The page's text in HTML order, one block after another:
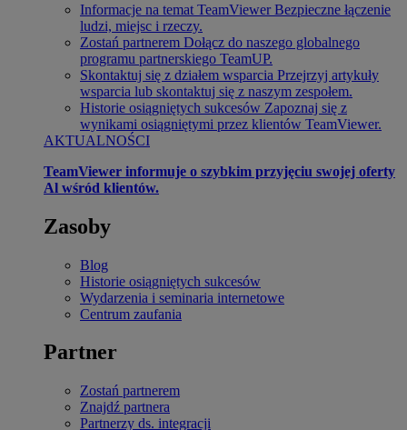
Informacje na temat TeamViewer Bezpieczne łączenie
ludzi, miejsc i rzeczy.
Zostań partnerem Dołącz do naszego globalnego
programu partnerskiego TeamUP.
Skontaktuj się z działem wsparcia Przejrzyj artykuły
wsparcia lub skontaktuj się z naszym zespołem.
Historie osiągniętych sukcesów Zapoznaj się z
wynikami osiągniętymi przez klientów TeamViewer.
AKTUALNOŚCI
TeamViewer informuje o szybkim przyjęciu swojej oferty
Al wśród klientów.
Zasoby
Blog
Historie osiągniętych sukcesów
Wydarzenia i seminaria internetowe
Centrum zaufania
Partner
Zostań partnerem
Znajdź partnera
Partnerzy ds. integracji